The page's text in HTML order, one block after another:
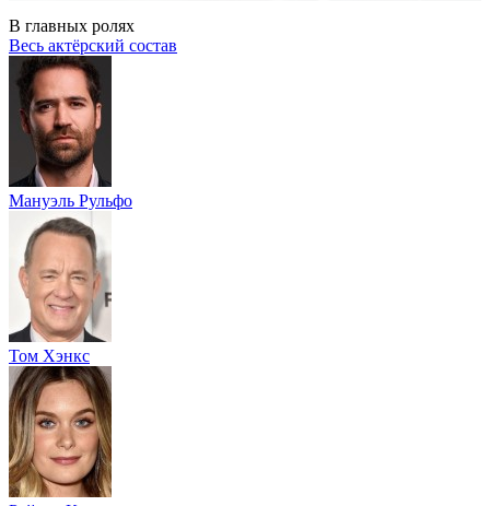
В главных ролях
Весь актёрский состав
Мануэль Рульфо
Том Хэнкс